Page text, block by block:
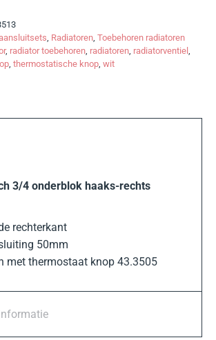
, Radiatoren, Toebehoren radiatoren
, radiator toebehoren, radiatoren, radiatorventiel ,
, thermostatische knop, wit
3/4 onderblok haaks-rechts
rechterkant
50mm
met thermostaat knop 43.3505